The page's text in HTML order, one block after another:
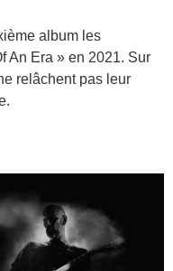
album les
An Era » en 2021. Sur
relâchent pas leur